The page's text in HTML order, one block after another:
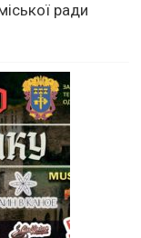
ради